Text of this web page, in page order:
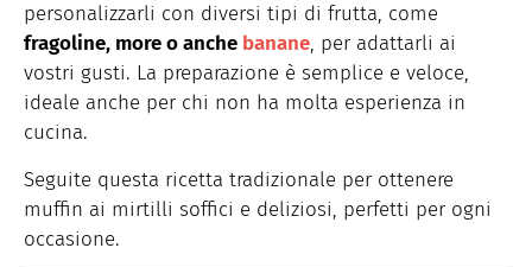
personalizzarli con diversi tipi di frutta, come
fragoline, more o anche banane, per adattarli ai
vostri gusti. La preparazione è semplice e veloce,
ideale anche per chi non ha molta esperienza in
cucina.
Seguite questa ricetta tradizionale per ottenere
muffin ai mirtilli soffici e deliziosi, perfetti per ogni
occasione.